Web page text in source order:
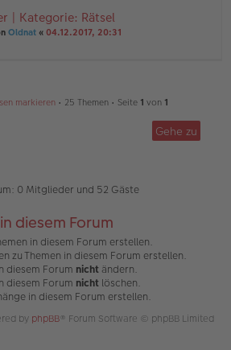
| Kategorie: Rätsel
Oldnat « 04.12.2017, 20:31
markieren• 25 Themen • Seite 1 von 1
Gehe zu
0 Mitglieder und 52 Gäste
diesem Forum
in diesem Forum erstellen.
zu Themen in diesem Forum erstellen.
diesem Forum nicht ändern.
diesem Forum nicht löschen.
in diesem Forum erstellen.
by phpBB® Forum Software © phpBB Limited